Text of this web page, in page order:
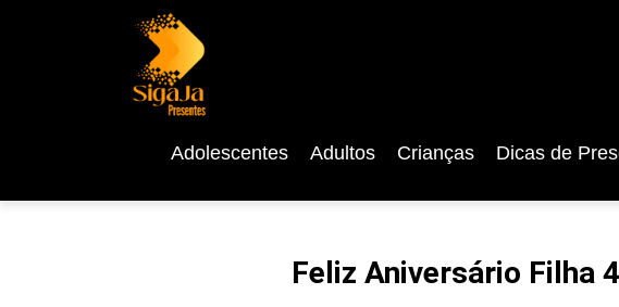
Adolescentes Adultos Crianças Dicas de
Feliz Aniversário Filha